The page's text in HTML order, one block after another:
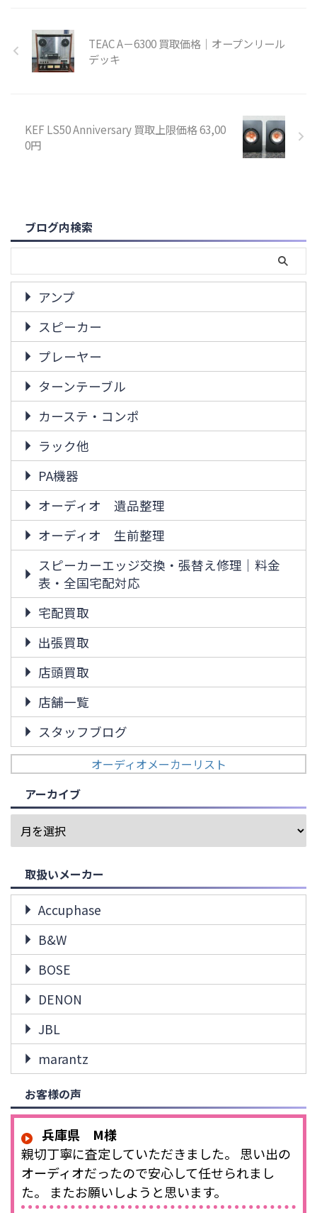
TEAC A－6300 買取価格｜オープンリール
デッキ
KEF LS50 Anniversary 買取上限価格 63,00
0円
ブログ内検索
アンプ
スピーカー
プレーヤー
ターンテーブル
カーステ・コンポ
ラック他
PA機器
オーディオ 遺品整理
オーディオ 生前整理
スピーカーエッジ交換・張替え修理｜料金
表・全国宅配対応
宅配買取
出張買取
店頭買取
店舗一覧
スタッフブログ
オーディオメーカーリスト
アーカイブ
取扱いメーカー
Accuphase
B&W
BOSE
DENON
JBL
marantz
お客様の声
兵庫県 M様
親切丁寧に査定していただきました。 思い出の
オーディオだったので安心して任せられまし
た。 またお願いしようと思います。